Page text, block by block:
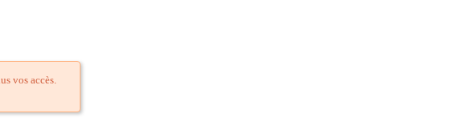
vos accès.